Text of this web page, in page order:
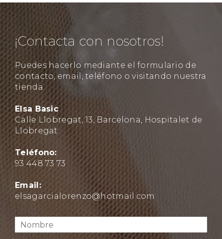
¡Contacta con nosotros!
Puedes hacerlo mediante el formulario de
contacto, email, teléfono o visitando nuestra
tienda.
Elsa Basic
Calle Llobregat, 13, Barcelona, Hospitalet de
Llobregat
Teléfono:
93 448 73 73
Email:
elsagarcialorenzo@hotmail.com